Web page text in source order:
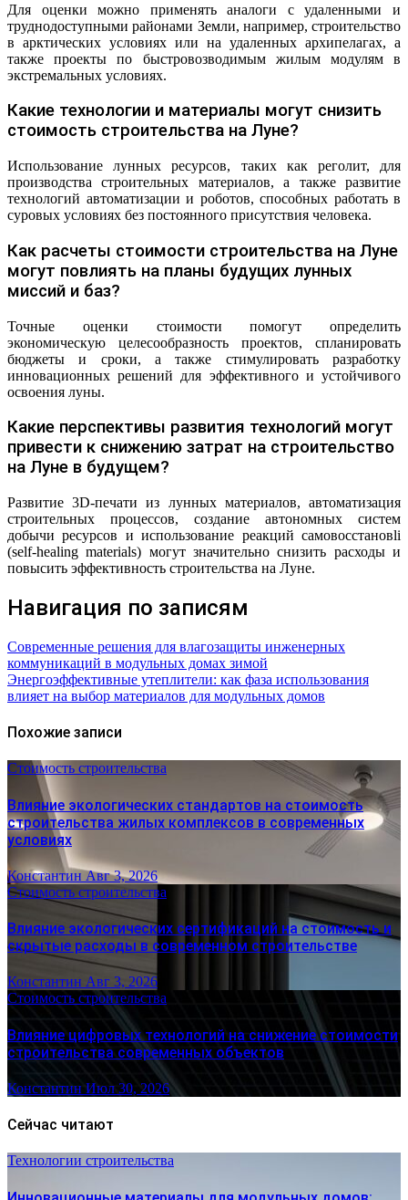
Для оценки можно применять аналоги с удаленными и
труднодоступными районами Земли, например, строительство
в арктических условиях или на удаленных архипелагах, а
также проекты по быстровозводимым жилым модулям в
экстремальных условиях.
Какие технологии и материалы могут снизить
стоимость строительства на Луне?
Использование лунных ресурсов, таких как реголит, для
производства строительных материалов, а также развитие
технологий автоматизации и роботов, способных работать в
суровых условиях без постоянного присутствия человека.
Как расчеты стоимости строительства на Луне
могут повлиять на планы будущих лунных
миссий и баз?
Точные оценки стоимости помогут определить
экономическую целесообразность проектов, спланировать
бюджеты и сроки, а также стимулировать разработку
инновационных решений для эффективного и устойчивого
освоения луны.
Какие перспективы развития технологий могут
привести к снижению затрат на строительство
на Луне в будущем?
Развитие 3D-печати из лунных материалов, автоматизация
строительных процессов, создание автономных систем
добычи ресурсов и использование реакций самовосстановli
(self-healing materials) могут значительно снизить расходы и
повысить эффективность строительства на Луне.
Навигация по записям
Современные решения для влагозащиты инженерных
коммуникаций в модульных домах зимой
Энергоэффективные утеплители: как фаза использования
влияет на выбор материалов для модульных домов
Похожие записи
Стоимость строительства
Влияние экологических стандартов на стоимость
строительства жилых комплексов в современных
условиях
КонстантинАвг 3, 2026
Стоимость строительства
Влияние экологических сертификаций на стоимость и
скрытые расходы в современном строительстве
Константин Авг 3, 2026
Стоимость строительства
Влияние цифровых технологий на снижение стоимости
строительства современных объектов
Константин Июл 30, 2026
Сейчас читают
Технологии строительства